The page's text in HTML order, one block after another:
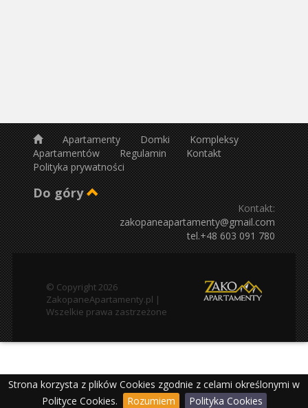
Strona korzysta z plików Cookies zgodnie z celami określonymi w
Polityce Cookies.
Rozumiem Polityka Cookies
Apartamenty Domki
Kompleksy
Apartamentów
Regulamin
Kontakt
Polityka prywatności
Do góry
Kontakt:
zakopaneapartamenty@gmail.com
tel.+48 603 091 780
© Copyright 2026
ZakopaneApartamenty.pl |
Wszelkie prawa zastrzeżone